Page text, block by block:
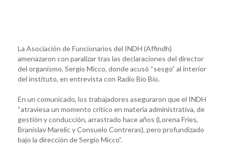
La Asociación de Funcionarios del INDH (Affindh)
amenazaron con paralizar tras las declaraciones del director
del organismo, Sergio Micco, donde acusó “sesgo” al interior
del instituto, en entrevista con Radio Bío Bío.
En un comunicado, los trabajadores aseguraron que el INDH
“atraviesa un momento crítico en materia administrativa, de
gestión y conducción, arrastrado hace años (Lorena Fries,
Branislav Marelic y Consuelo Contreras), pero profundizado
bajo la dirección de Sergio Micco”.